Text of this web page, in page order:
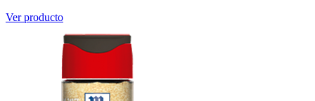
Ver producto